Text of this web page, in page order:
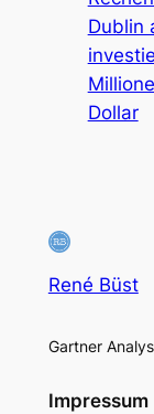
Dublin
Dollar
René Büst
Gartner
Impressum